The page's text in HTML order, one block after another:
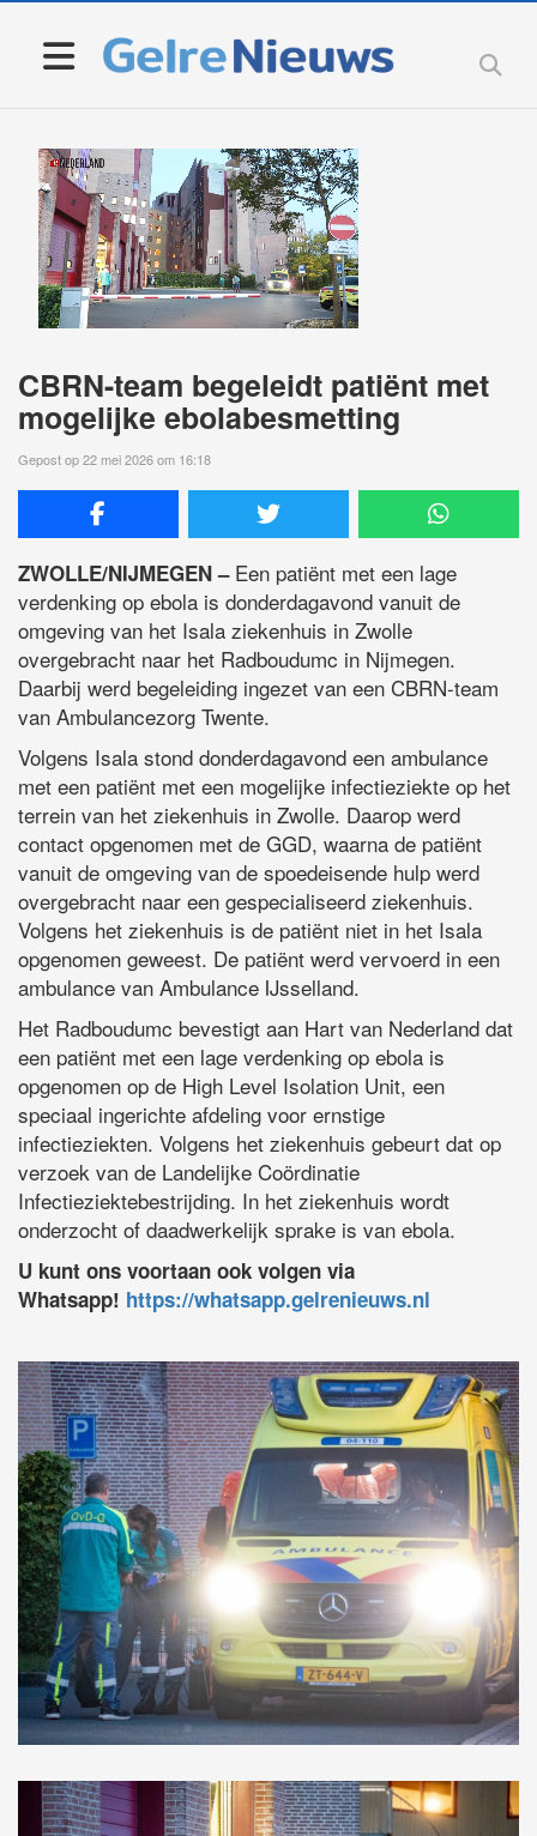
CBRN-team begeleidt patiënt met
mogelijke ebolabesmetting
Gepost op 22 mei 2026 om 16:18
ZWOLLE/NIJMEGEN –Een patiënt met een lage
verdenking op ebola is donderdagavond vanuit de
omgeving van het Isala ziekenhuis in Zwolle
overgebracht naar het Radboudumc in Nijmegen.
Daarbij werd begeleiding ingezet van een CBRN-team
van Ambulancezorg Twente.
Volgens Isala stond donderdagavond een ambulance
met een patiënt met een mogelijke infectieziekte op het
terrein van het ziekenhuis in Zwolle. Daarop werd
contact opgenomen met de GGD, waarna de patiënt
vanuit de omgeving van de spoedeisende hulp werd
overgebracht naar een gespecialiseerd ziekenhuis.
Volgens het ziekenhuis is de patiënt niet in het Isala
opgenomen geweest. De patiënt werd vervoerd in een
ambulance van Ambulance IJsselland.
Het Radboudumc bevestigt aan Hart van Nederland dat
een patiënt met een lage verdenking op ebola is
opgenomen op de High Level Isolation Unit, een
speciaal ingerichte afdeling voor ernstige
infectieziekten. Volgens het ziekenhuis gebeurt dat op
verzoek van de Landelijke Coördinatie
Infectieziektebestrijding. In het ziekenhuis wordt
onderzocht of daadwerkelijk sprake is van ebola.
U kunt ons voortaan ook volgen via
Whatsapp! https://whatsapp.gelrenieuws.nl